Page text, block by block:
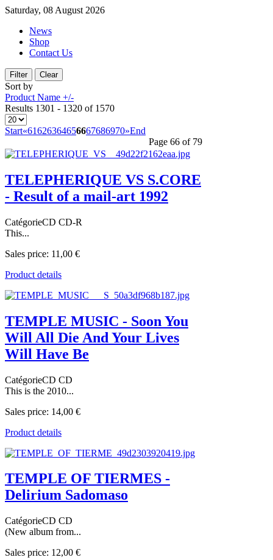
Saturday, 08 August 2026
News
Shop
Contact Us
Sort by
Product Name +/-
Results 1301 - 1320 of 1570
Start«61626364656667686970»End
Page 66 of 79
TELEPHERIQUE VS S.CORE
- Result of a mail-art 1992
CatégorieCD CD-R
This...
Sales price: 11,00 €
Product details
TEMPLE MUSIC - Soon You
Will All Die And Your Lives
Will Have Be
CatégorieCD CD
This is the 2010...
Sales price: 14,00 €
Product details
TEMPLE OF TIERMES -
Delirium Sadomaso
CatégorieCD CD
(New album from...
Sales price: 12,00 €